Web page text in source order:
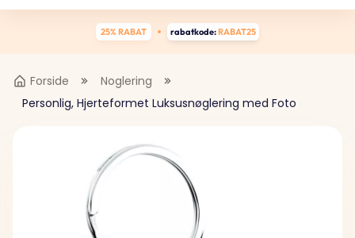
25% RABAT rabatkode:RABAT25
Forside
Noglering
Personlig, Hjerteformet Luksusnøglering med Foto